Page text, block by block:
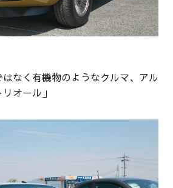
はなく有機物のようなクルマ、アル
オール」